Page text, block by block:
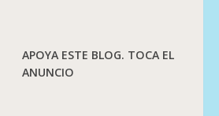
APOYA ESTE BLOG. TOCA EL
ANUNCIO